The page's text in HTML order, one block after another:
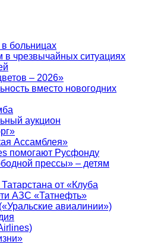
больницах
чрезвычайных ситуациях
– 2026»
вместо новогодних
аукцион
Ассамблея»
помогают Русфонду
прессы» – детям
от «Клуба
АЗС «Татнефть»
авиалинии»)